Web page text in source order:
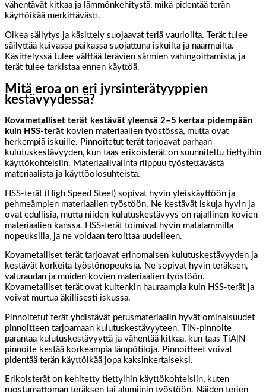
vähentävät kitkaa ja lämmönkehitystä, mikä pidentää terän
käyttöikää merkittävästi.
Oikea säilytys ja käsittely suojaavat teriä vaurioilta. Terät tulee
säilyttää kuivassa paikassa suojattuna iskuilta ja naarmuilta.
Käsittelyssä tulee välttää terävien särmien vahingoittamista, ja
terät tulee tarkistaa ennen käyttöä.
Mitä eroa on eri jyrsinterätyyppien
kestävyydessä?
Kovametalliset terät kestävät yleensä 2–5 kertaa pidempään
kuin HSS-terät kovien materiaalien työstössä, mutta ovat
herkempiä iskuille. Pinnoitetut terät tarjoavat parhaan
kulutuskestävyyden, kun taas erikoisterät on suunniteltu tiettyihin
käyttökohteisiin. Materiaalivalinta riippuu työstettävästä
materiaalista ja käyttöolosuhteista.
HSS-terät (High Speed Steel) sopivat hyvin yleiskäyttöön ja
pehmeämpien materiaalien työstöön. Ne kestävät iskuja hyvin ja
ovat edullisia, mutta niiden kulutuskestävyys on rajallinen kovien
materiaalien kanssa. HSS-terät toimivat hyvin matalammilla
nopeuksilla, ja ne voidaan teroittaa uudelleen.
Kovametalliset terät tarjoavat erinomaisen kulutuskestävyyden ja
kestävät korkeita työstönopeuksia. Ne sopivat hyvin teräksen,
valuraudan ja muiden kovien materiaalien työstöön.
Kovametalliset terät ovat kuitenkin hauraampia kuin HSS-terät ja
voivat murtua äkillisesti iskussa.
Pinnoitetut terät yhdistävät perusmateriaalin hyvät ominaisuudet
pinnoitteen tarjoamaan kulutuskestävyyteen. TiN-pinnoite
parantaa kulutuskestävyyttä ja vähentää kitkaa, kun taas TiAlN-
pinnoite kestää korkeampia lämpötiloja. Pinnoitteet voivat
pidentää terän käyttöikää jopa kaksinkertaiseksi.
Erikoisterät on kehitetty tiettyihin käyttökohteisiin, kuten
ruostumattoman teräksen tai alumiinin työstöön. Näiden terien